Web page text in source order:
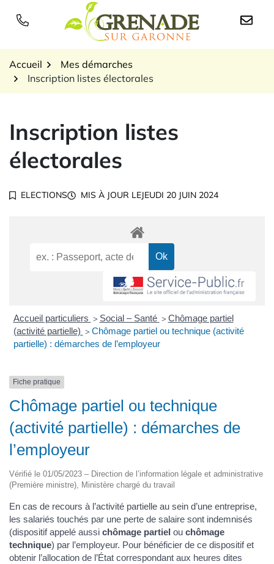
Logo Grenade sur
Accueil
Mes démarches
Inscription listes électorales
Inscription listes
électorales
ELECTIONS MIS À JOUR LEJEUDI 20 JUIN 2024
Accueil particuliers > Social – Santé > Chômage partiel
(activité partielle) > Chômage partiel ou technique (activité
partielle) : démarches de l’employeur
Fiche pratique
Chômage partiel ou technique
(activité partielle) : démarches de
l’employeur
Vérifié le 01/05/2023 – Direction de l’information légale et administrative
(Première ministre), Ministère chargé du travail
En cas de recours à l’activité partielle au sein d’une entreprise,
les salariés touchés par une perte de salaire sont indemnisés
(dispositif appelé aussi chômage partiel ou chômage
technique) par l’employeur. Pour bénéficier de ce dispositif et
obtenir l’allocation de l’État correspondant aux heures dites